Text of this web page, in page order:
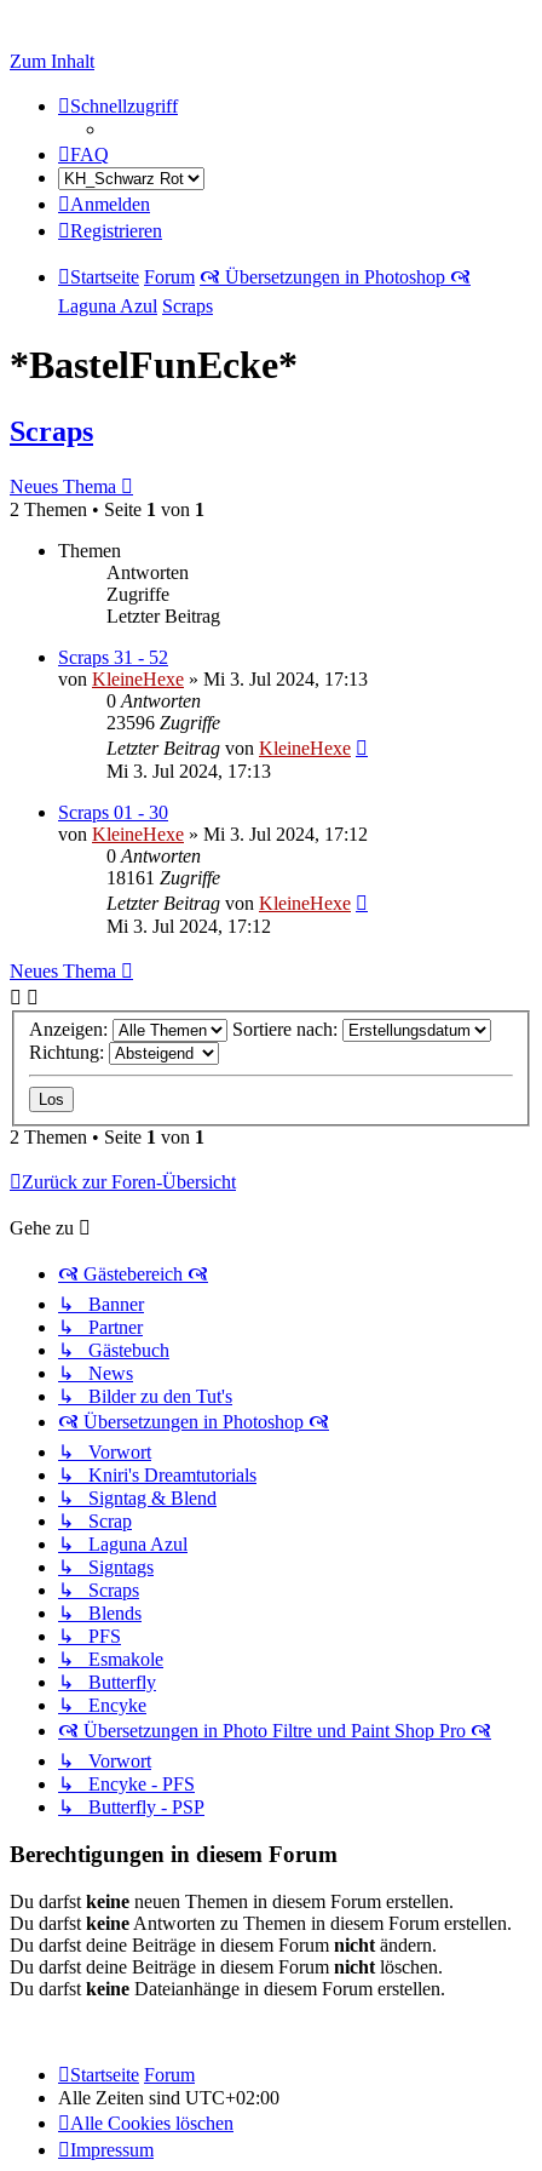
Zum Inhalt
Schnellzugriff
FAQ
Anmelden
Registrieren
Startseite Forum 🙧 Übersetzungen in Photoshop 🙧
Laguna Azul Scraps
*BastelFunEcke*
Scraps
Neues Thema
2 Themen • Seite 1 von 1
Themen
Antworten
Zugriffe
Letzter Beitrag
Scraps 31 - 52
von KleineHexe » Mi 3. Jul 2024, 17:13
0 Antworten
23596 Zugriffe
Letzter Beitrag von KleineHexe
Mi 3. Jul 2024, 17:13
Scraps 01 - 30
von KleineHexe » Mi 3. Jul 2024, 17:12
0 Antworten
18161 Zugriffe
Letzter Beitrag von KleineHexe
Mi 3. Jul 2024, 17:12
Neues Thema
Anzeigen:
Sortiere nach:
Richtung:
2 Themen • Seite 1 von 1
Zurück zur Foren-Übersicht
Gehe zu
🙧 Gästebereich 🙧
↳ Banner
↳ Partner
↳ Gästebuch
↳ News
↳ Bilder zu den Tut's
🙧 Übersetzungen in Photoshop 🙧
↳ Vorwort
↳ Kniri's Dreamtutorials
↳ Signtag & Blend
↳ Scrap
↳ Laguna Azul
↳ Signtags
↳ Scraps
↳ Blends
↳ PFS
↳ Esmakole
↳ Butterfly
↳ Encyke
🙧 Übersetzungen in Photo Filtre und Paint Shop Pro 🙧
↳ Vorwort
↳ Encyke - PFS
↳ Butterfly - PSP
Berechtigungen in diesem Forum
Du darfst keine neuen Themen in diesem Forum erstellen.
Du darfst keine Antworten zu Themen in diesem Forum erstellen.
Du darfst deine Beiträge in diesem Forum nicht ändern.
Du darfst deine Beiträge in diesem Forum nicht löschen.
Du darfst keine Dateianhänge in diesem Forum erstellen.
Startseite Forum
Alle Zeiten sind UTC+02:00
Alle Cookies löschen
Impressum